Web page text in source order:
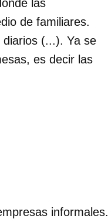
las
de familiares.
diarios (...). Ya se
es decir las
informales.